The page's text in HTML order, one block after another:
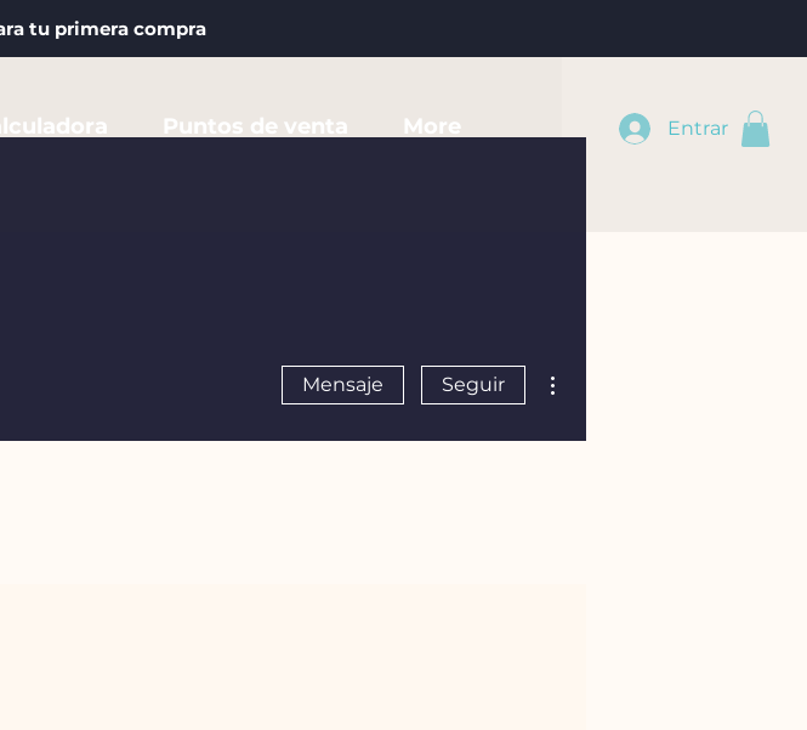
tu primera compra
Puntos de venta More Entrar
Mensaje Seguir